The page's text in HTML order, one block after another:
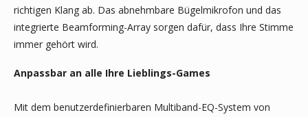
richtigen Klang ab. Das abnehmbare Bügelmikrofon und das
integrierte Beamforming-Array sorgen dafür, dass Ihre Stimme
immer gehört wird.
Anpassbar an alle Ihre Lieblings-Games
Mit dem benutzerdefinierbaren Multiband-EQ-System von